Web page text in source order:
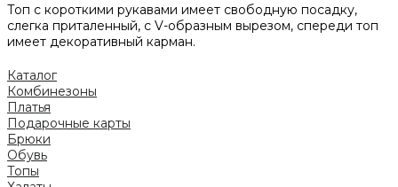
Топ с короткими рукавами имеет свободную посадку,
слегка приталенный, с V-образным вырезом, спереди топ
имеет декоративный карман.
Каталог
Комбинезоны
Платья
Подарочные карты
Брюки
Обувь
Топы